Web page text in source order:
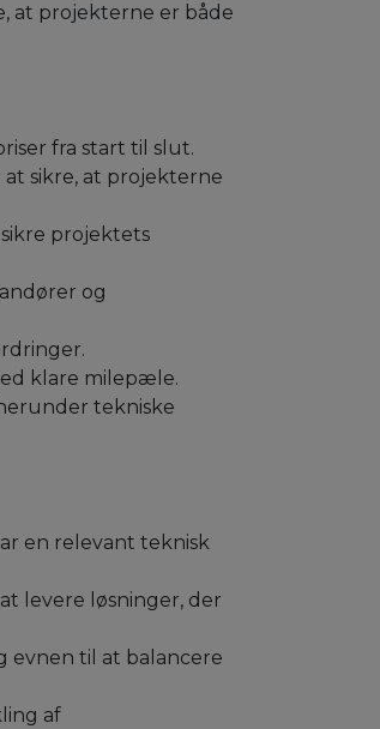
at projekterne er både
fra start til slut.
sikre, at projekterne
projektets
og
klare milepæle.
tekniske
en relevant teknisk
levere løsninger, der
evnen til at balancere
af